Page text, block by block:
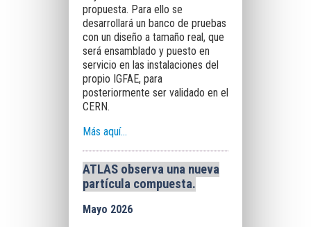
propuesta. Para ello se
desarrollará un banco de pruebas
con un diseño a tamaño real, que
será ensamblado y puesto en
servicio en las instalaciones del
propio IGFAE, para
posteriormente ser validado en el
CERN.
Más aquí...
ATLAS observa una nueva
partícula compuesta.
Mayo 2026